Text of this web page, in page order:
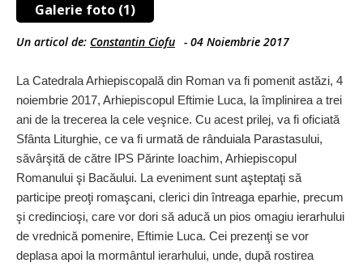
Galerie foto (1)
Un articol de: Constantin Ciofu - 04 Noiembrie 2017
La Catedrala Arhiepiscopală din Roman va fi pomenit astăzi, 4
noiembrie 2017, Arhiepiscopul Eftimie Luca, la împlinirea a trei
ani de la trecerea la cele veşnice. Cu acest prilej, va fi oficiată
Sfânta Liturghie, ce va fi urmată de rânduiala Parastasului,
săvârşită de către IPS Părinte Ioachim, Arhiepiscopul
Romanului şi Bacăului. La eveniment sunt aşteptaţi să
participe preoţi romaşcani, clerici din întreaga eparhie, precum
şi credincioşi, care vor dori să aducă un pios omagiu ierarhului
de vrednică pomenire, Eftimie Luca. Cei prezenţi se vor
deplasa apoi la mormântul ierarhului, unde, după rostirea